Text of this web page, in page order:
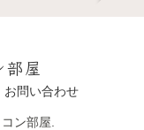
部屋
お問い合わせ
ン部屋.